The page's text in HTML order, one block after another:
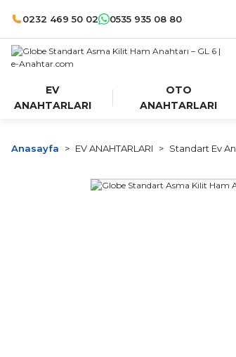
0232 469 50 02 0535 935 08 80
EV
ANAHTARLARI
OTO
ANAHTARLARI
Anasayfa EV ANAHTARLARI Standart Ev